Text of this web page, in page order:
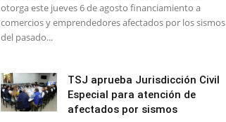
otorga este jueves 6 de agosto financiamiento a
comercios y emprendedores afectados por los sismos
del pasado...
TSJ aprueba Jurisdicción Civil
Especial para atención de
afectados por sismos